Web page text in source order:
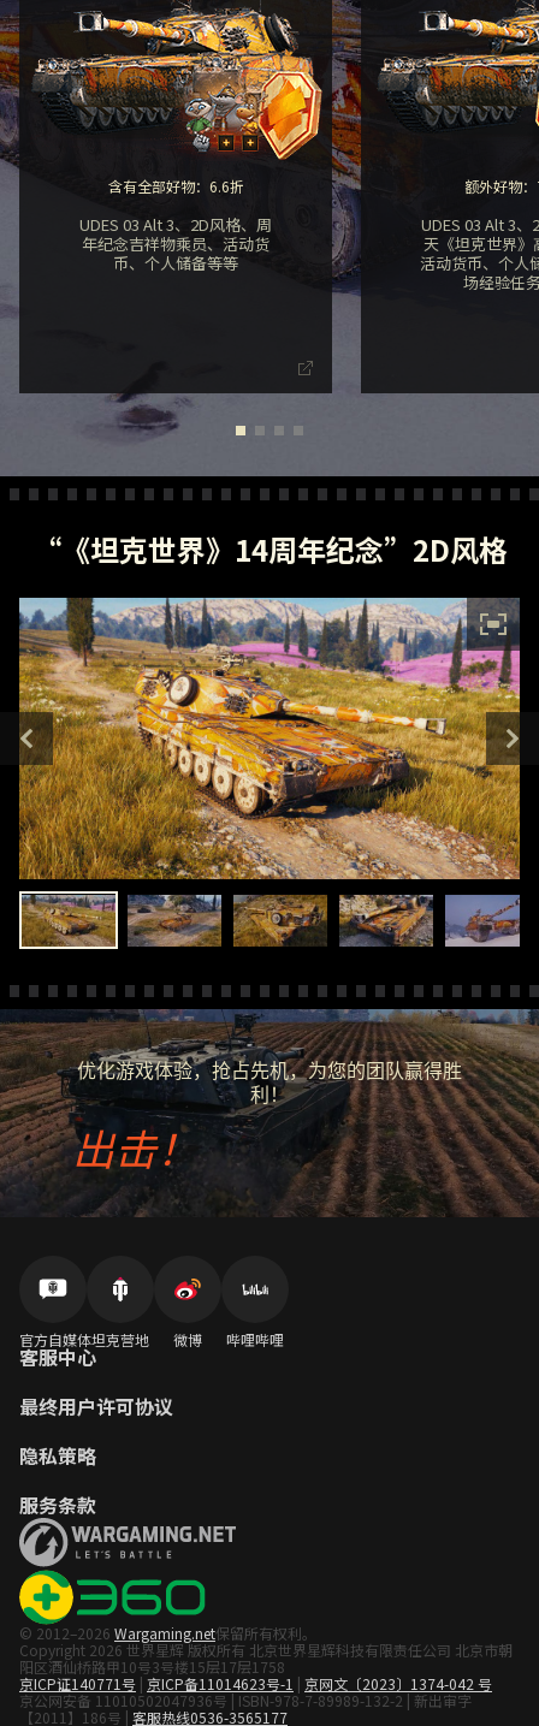
含有全部好物：6.6折
UDES 03 Alt 3、2D风格、周
年纪念吉祥物乘员、活动货
币、个人储备等等
额外好物
UDES 03 Alt 3、
天《坦克世界》
活动货币、个人
场经验任
“《坦克世界》14周年纪念”2D风格
优化游戏体验，抢占先机，为您的团队赢得胜
利！
出击！
官方自媒体坦克营地 微博 哔哩哔哩
客服中心
最终用户许可协议
隐私策略
服务条款
© 2012–2026 Wargaming.net保留所有权利。
Copyright 2026 世界星辉 版权所有 北京世界星辉科技有限责任公司 北京市朝
阳区酒仙桥路甲10号3号楼15层17层1758
京ICP证140771号 | 京ICP备11014623号-1 | 京网文〔2023〕1374-042 号
京公网安备 11010502047936号 | ISBN-978-7-89989-132-2 | 新出审字
【2011】186号 | 客服热线0536-3565177